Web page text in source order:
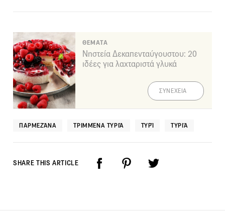
ΘΕΜΑΤΑ
Νηστεία Δεκαπενταύγουστου: 20
ιδέες για λαχταριστά γλυκά
ΣΥΝΕΧΕΙΑ
ΠΑΡΜΕΖΆΝΑ ΤΡΙΜΜΈΝΑ ΤΥΡΙΆ ΤΥΡΊ ΤΥΡΙΆ
SHARE THIS ARTICLE